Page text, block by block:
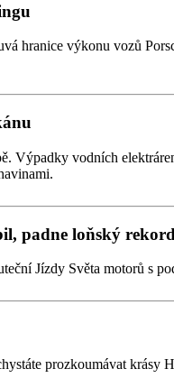
hranice výkonu vozů
vodních
padne loňský
Jízdy Světa motorů s
prozkoumávat